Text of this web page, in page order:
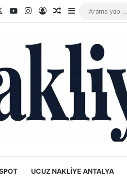
YouTubeInstagram
Kayıt OlRastgele Makale
Kenar Bölmesi
UCUZ NAKLIYE ANTALYA